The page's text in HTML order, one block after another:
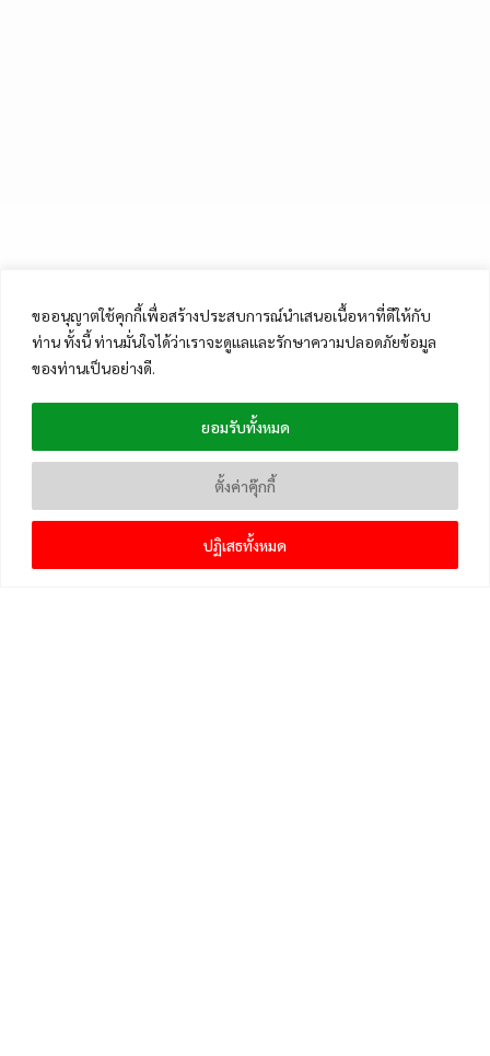
ขออนุญาตใช้คุกกี้เพื่อสร้างประสบการณ์นำเสนอเนื้อหาที่ดีให้กับ
ท่าน ทั้งนี้ ท่านมั่นใจได้ว่าเราจะดูแลและรักษาความปลอดภัยข้อมูล
ของท่านเป็นอย่างดี.
ตั้งค่าคุ๊กกี้
ปฏิเสธทั้งหมด
ยอมรับทั้งหมด